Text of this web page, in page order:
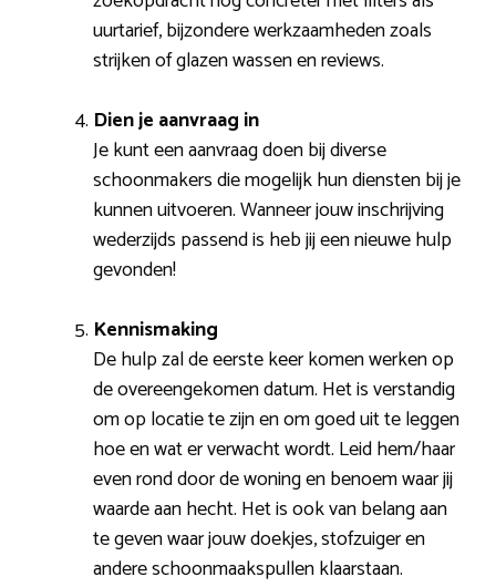
uurtarief, bijzondere werkzaamheden zoals
strijken of glazen wassen en reviews.
Dien je aanvraag in
Je kunt een aanvraag doen bij diverse
schoonmakers die mogelijk hun diensten bij je
kunnen uitvoeren. Wanneer jouw inschrijving
wederzijds passend is heb jij een nieuwe hulp
gevonden!
Kennismaking
De hulp zal de eerste keer komen werken op
de overeengekomen datum. Het is verstandig
om op locatie te zijn en om goed uit te leggen
hoe en wat er verwacht wordt. Leid hem/haar
even rond door de woning en benoem waar jij
waarde aan hecht. Het is ook van belang aan
te geven waar jouw doekjes, stofzuiger en
andere schoonmaakspullen klaarstaan.